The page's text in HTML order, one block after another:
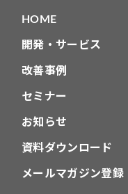
ンHOME
開発・サービス
改善事例
セミナー
お知らせ
資料ダウンロード
メールマガジン登録